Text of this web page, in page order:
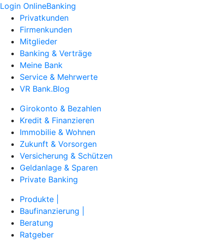
Login OnlineBanking
Privatkunden
Firmenkunden
Mitglieder
Banking & Verträge
Meine Bank
Service & Mehrwerte
VR Bank.Blog
Girokonto & Bezahlen
Kredit & Finanzieren
Immobilie & Wohnen
Zukunft & Vorsorgen
Versicherung & Schützen
Geldanlage & Sparen
Private Banking
Produkte |
Baufinanzierung |
Beratung
Ratgeber